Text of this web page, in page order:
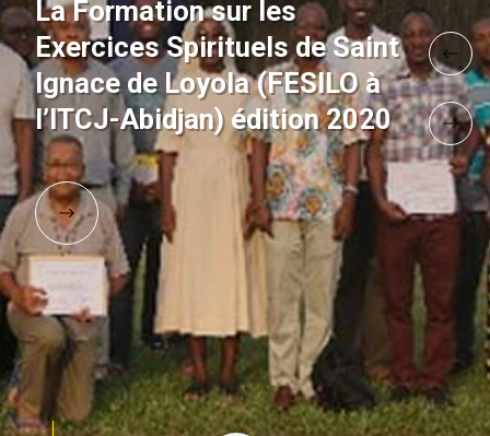
La Formation sur les
Exercices Spirituels de Saint
Ignace de Loyola (FESILO à
l’ITCJ-Abidjan) édition 2020